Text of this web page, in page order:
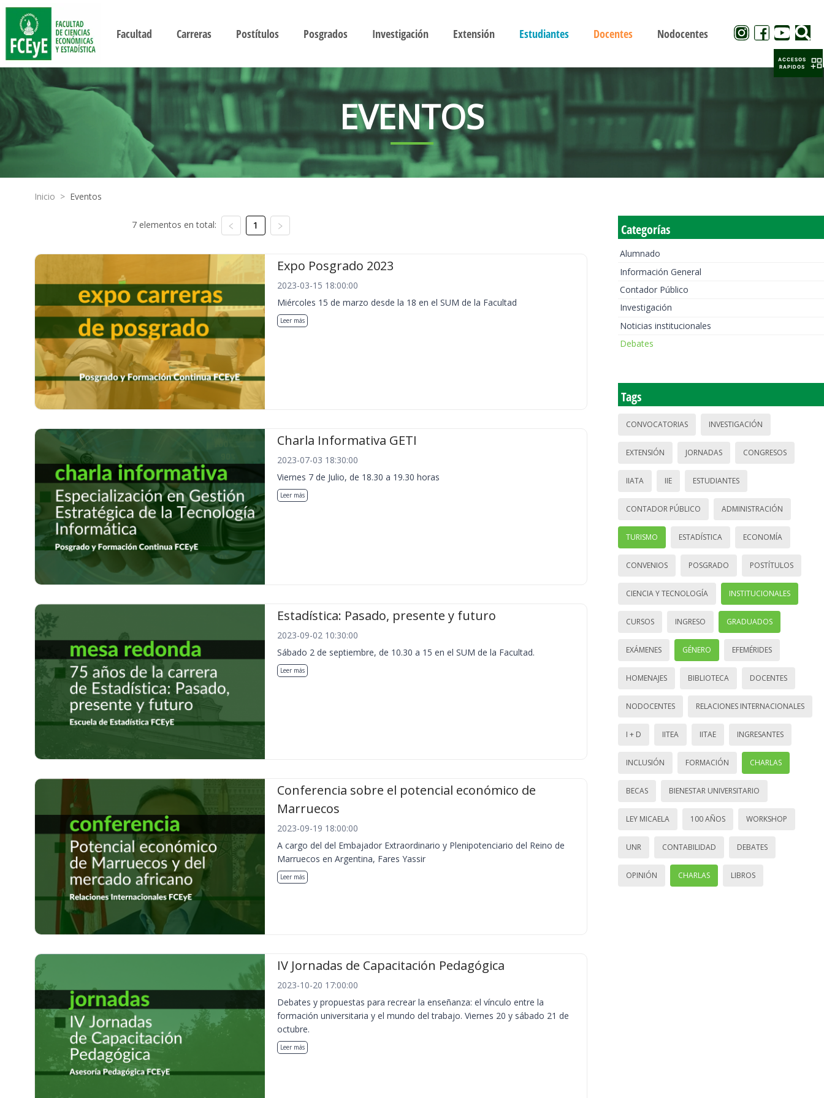
Facultad Carreras Postítulos Posgrados Investigación Extensión Estudiantes Docentes Nodocentes
EVENTOS
Inicio > Eventos
7 elementos en total: 1
Expo Posgrado 2023
2023-03-15 18:00:00
Miércoles 15 de marzo desde la 18 en el SUM de la Facultad
Leer más
Charla Informativa GETI
2023-07-03 18:30:00
Viernes 7 de Julio, de 18.30 a 19.30 horas
Leer más
Estadística: Pasado, presente y futuro
2023-09-02 10:30:00
Sábado 2 de septiembre, de 10.30 a 15 en el SUM de la Facultad.
Leer más
Conferencia sobre el potencial económico de
Marruecos
2023-09-19 18:00:00
A cargo del del Embajador Extraordinario y Plenipotenciario del Reino de
Marruecos en Argentina, Fares Yassir
Leer más
IV Jornadas de Capacitación Pedagógica
2023-10-20 17:00:00
Debates y propuestas para recrear la enseñanza: el vínculo entre la
formación universitaria y el mundo del trabajo. Viernes 20 y sábado 21 de
octubre.
Leer más
Categorías
Alumnado
Información General
Contador Público
Investigación
Noticias institucionales
Debates
Tags
CONVOCATORIAS INVESTIGACIÓN
EXTENSIÓN JORNADAS CONGRESOS
IIATA IIE ESTUDIANTES
CONTADOR PÚBLICO ADMINISTRACIÓN
TURISMO ESTADÍSTICA ECONOMÍA
CONVENIOS POSGRADO POSTÍTULOS
CIENCIA Y TECNOLOGÍA INSTITUCIONALES
CURSOS INGRESO GRADUADOS
EXÁMENES GÉNERO EFEMÉRIDES
HOMENAJES BIBLIOTECA DOCENTES
NODOCENTES RELACIONES INTERNACIONALES
I + D IITEA IITAE INGRESANTES
INCLUSIÓN FORMACIÓN CHARLAS
BECAS BIENESTAR UNIVERSITARIO
LEY MICAELA 100 AÑOS WORKSHOP
UNR CONTABILIDAD DEBATES
OPINIÓN CHARLAS LIBROS
ACCESOS
RAPIDOS